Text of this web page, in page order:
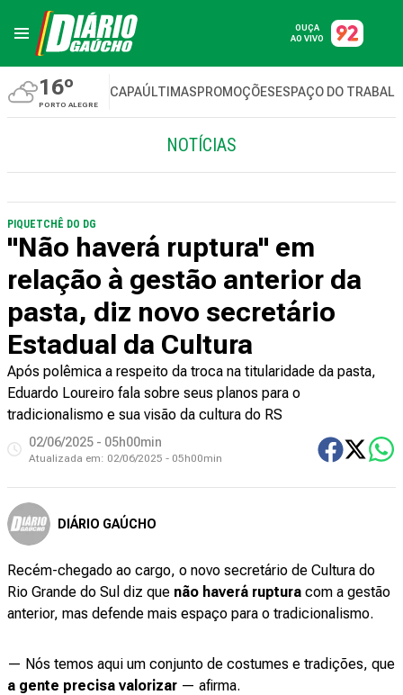
OUÇA
AO VIVO
16º
PORTO ALEGRE
CAPAÚLTIMASPROMOÇÕESESPAÇO DO
NOTÍCIAS
PIQUETCHÊ DO DG
"Não haverá ruptura" em
relação à gestão anterior da
pasta, diz novo secretário
Estadual da Cultura
Após polêmica a respeito da troca na titularidade da pasta,
Eduardo Loureiro fala sobre seus planos para o
tradicionalismo e sua visão da cultura do RS
02/06/2025 - 05h00min
Atualizada em: 02/06/2025 - 05h00min
DIÁRIO GAÚCHO
Recém-chegado ao cargo, o novo secretário de Cultura do
Rio Grande do Sul diz que não haverá ruptura com a gestão
anterior, mas defende mais espaço para o tradicionalismo.
— Nós temos aqui um conjunto de costumes e tradições, que
a gente precisa valorizar — afirma.